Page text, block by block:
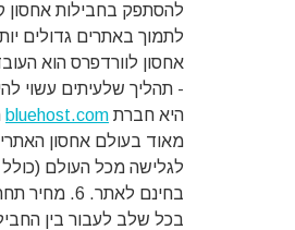
להסתפק בחבילות אחסון
לתמוך באתרים גדולים
אחסון לוורדפרס הוא
- תהליך שלעיתים עשוי
היא חברת bluehost.com
בחינם לאתר. 6. מחיר תחרותי במיוחד. ב
בכל שלב לעבור בין